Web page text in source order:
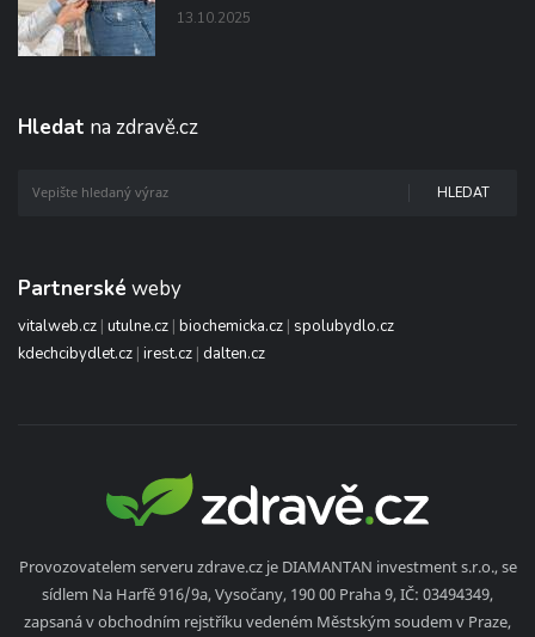
13.10.2025
Hledat na zdravě.cz
HLEDAT
Partnerské weby
vitalweb.cz | utulne.cz | biochemicka.cz | spolubydlo.cz
kdechcibydlet.cz | irest.cz | dalten.cz
Provozovatelem serveru zdrave.cz je DIAMANTAN investment s.r.o., se
sídlem Na Harfě 916/9a, Vysočany, 190 00 Praha 9, IČ: 03494349,
zapsaná v obchodním rejstříku vedeném Městským soudem v Praze,